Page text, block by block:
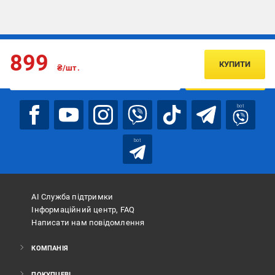
899 ₴/шт. КУПИТИ
Підписуйтесь, щоб дізнаватись першим про акції та пропозиції
ПІДПИСАТИСЯ
bot
bot
АІ Служба підтримки
Інформаційний центр, FAQ
Написати нам повідомлення
КОМПАНІЯ